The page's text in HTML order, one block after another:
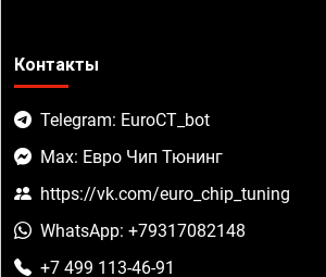
Контакты
Telegram: EuroCT_bot
Max: Евро Чип Тюнинг
https://vk.com/euro_chip_tuning
WhatsApp: +79317082148
+7 499 113-46-91